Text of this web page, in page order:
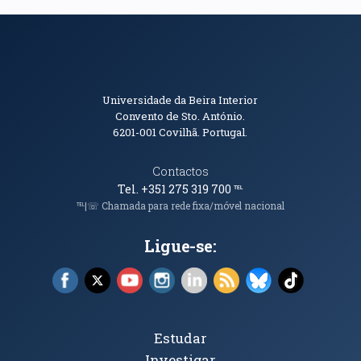
Informações de Contacto
Universidade da Beira Interior
Convento de Sto. António.
6201-001 Covilhã. Portugal.
Contactos
Tel. +351 275 319 700℡
℡|☏ Chamada para rede fixa/móvel nacional
Ligue-se:
Facebook (abre em nova janela)
X (abre em nova janela)
YouTube (abre em nova janela)
Instagram (abre em nova janela)
LinkedIn (abre em nova
RSS (abre em nova
Bluesky (abre
TikTok
Tópicos Principais
Estudar